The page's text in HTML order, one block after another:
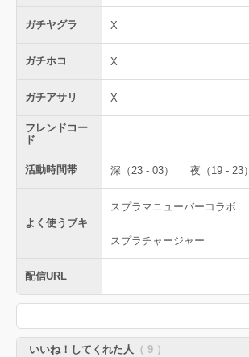
ガチヤグラ X
ガチホコ X
ガチアサリ X
フレンドコー
ド
活動時間帯 深（23 - 03） 夜（19 - 23）
よく使うブキ
スプラマニューバーコラボ
スプラチャージャー
配信URL
いいね！してくれた人 （ 9 ）